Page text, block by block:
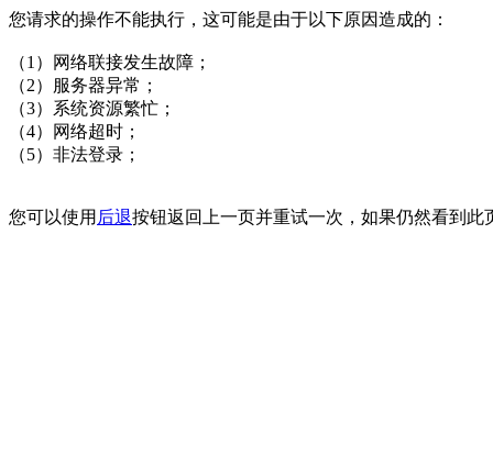
您请求的操作不能执行，这可能是由于以下原因造成的：
（1）网络联接发生故障；
（2）服务器异常；
（3）系统资源繁忙；
（4）网络超时；
（5）非法登录；
您可以使用 后退按钮返回上一页并重试一次，如果仍然看到此